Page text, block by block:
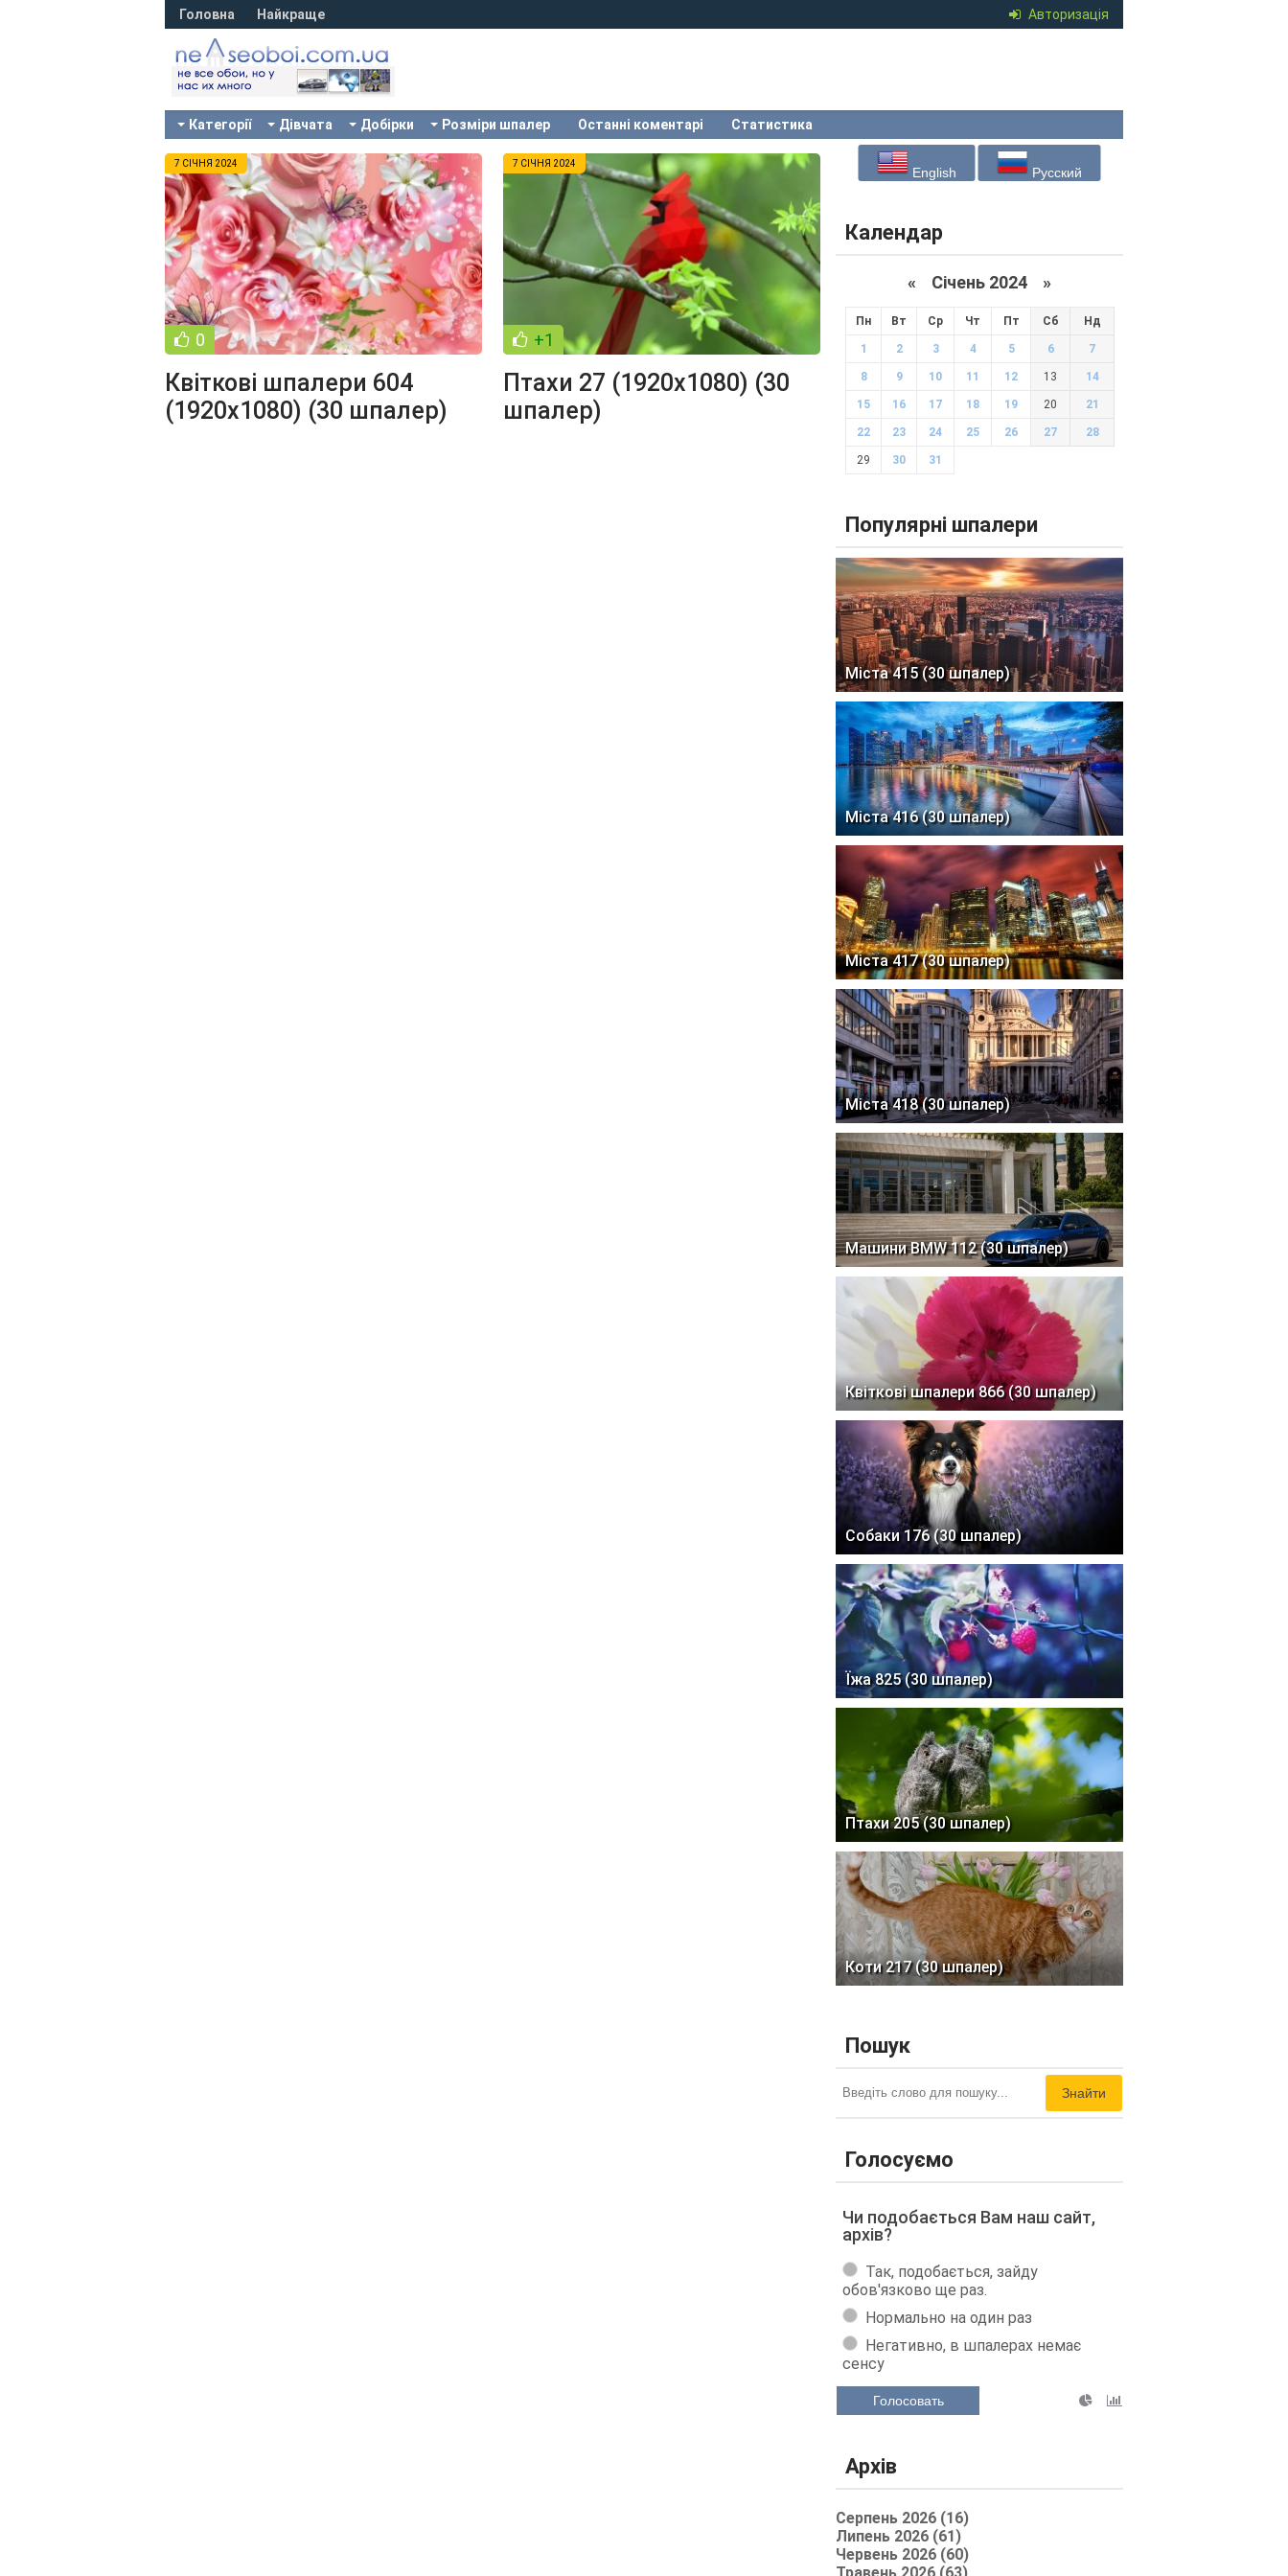
Авторизація
Головна Найкраще
Категорії Дівчата Добірки Розміри шпалер Останні коментарі Статистика
7 СІЧНЯ 2024
0
Квіткові шпалери 604
(1920x1080) (30 шпалер)
7 СІЧНЯ 2024
+1
Птахи 27 (1920x1080) (30
шпалер)
English Русский
Календар
« Січень 2024 »
Пн Вт Ср Чт Пт Сб Нд
1 2 3 4 5 6 7
8 9 10 11 12 13 14
15 16 17 18 19 20 21
22 23 24 25 26 27 28
29 30 31
Популярні шпалери
Міста 415 (30 шпалер)
Міста 416 (30 шпалер)
Міста 417 (30 шпалер)
Міста 418 (30 шпалер)
Машини BMW 112 (30 шпалер)
Квіткові шпалери 866 (30 шпалер)
Собаки 176 (30 шпалер)
Їжа 825 (30 шпалер)
Птахи 205 (30 шпалер)
Коти 217 (30 шпалер)
Пошук
Знайти
Голосуємо
Чи подобається Вам наш сайт,
архів?
Так, подобається, зайду
обов'язково ще раз.
Нормально на один раз
Негативно, в шпалерах немає
сенсу
Голосовать
Архів
Серпень 2026 (16)
Липень 2026 (61)
Червень 2026 (60)